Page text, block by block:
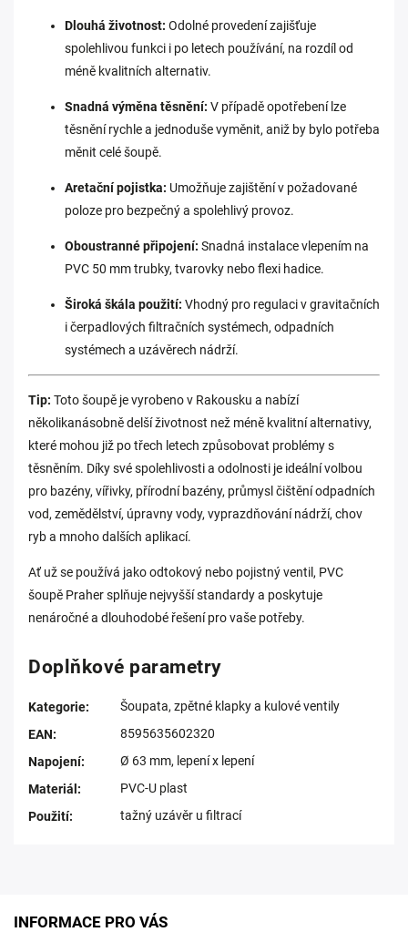
Dlouhá životnost: Odolné provedení zajišťuje
spolehlivou funkci i po letech používání, na rozdíl od
méně kvalitních alternativ.
Snadná výměna těsnění: V případě opotřebení lze
těsnění rychle a jednoduše vyměnit, aniž by bylo potřeba
měnit celé šoupě.
Aretační pojistka: Umožňuje zajištění v požadované
poloze pro bezpečný a spolehlivý provoz.
Oboustranné připojení: Snadná instalace vlepením na
PVC 50 mm trubky, tvarovky nebo flexi hadice.
Široká škála použití: Vhodný pro regulaci v gravitačních
i čerpadlových filtračních systémech, odpadních
systémech a uzávěrech nádrží.
Tip: Toto šoupě je vyrobeno v Rakousku a nabízí
několikanásobně delší životnost než méně kvalitní alternativy,
které mohou již po třech letech způsobovat problémy s
těsněním. Díky své spolehlivosti a odolnosti je ideální volbou
pro bazény, vířivky, přírodní bazény, průmysl čištění odpadních
vod, zemědělství, úpravny vody, vyprazdňování nádrží, chov
ryb a mnoho dalších aplikací.
Ať už se používá jako odtokový nebo pojistný ventil, PVC
šoupě Praher splňuje nejvyšší standardy a poskytuje
nenáročné a dlouhodobé řešení pro vaše potřeby.
Doplňkové parametry
Kategorie:
Šoupata, zpětné klapky a kulové ventily
EAN:
8595635602320
Napojení:
Ø 63 mm, lepení x lepení
Materiál :
PVC-U plast
Použití: tažný uzávěr u filtrací
INFORMACE PRO VÁS